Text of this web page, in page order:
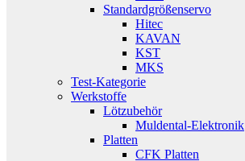
Standardgrößenservo
Hitec
KAVAN
KST
MKS
Test-Kategorie
Werkstoffe
Lötzubehör
Muldental-Elektronik
Platten
CFK Platten